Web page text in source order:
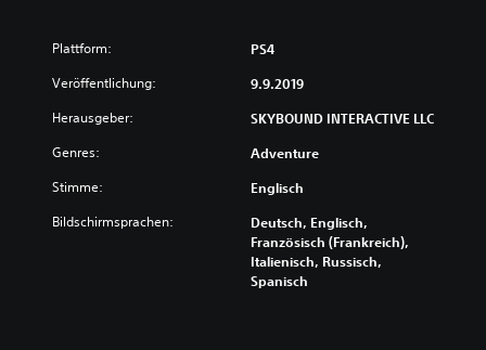
Plattform: PS4
Veröffentlichung: 9.9.2019
Herausgeber: SKYBOUND INTERACTIVE LLC
Genres: Adventure
Stimme: Englisch
Bildschirmsprachen:
Deutsch, Englisch,
Französisch (Frankreich),
Italienisch, Russisch,
Spanisch